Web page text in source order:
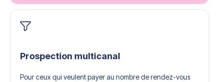
Prospection multicanal
Pour ceux qui veulent payer au nombre de rendez-vous